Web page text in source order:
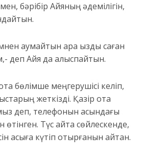
бәрібір Айяның әдемілігін,
аумайтын қара қызды саған
деп Айя да қалыспайтын.
бөлімше меңгерушісі келіп,
жеткізді. Қазір ота
деп, телефонын қасындағы
өтінген. Түс қайта сөйлескенде,
асыға күтіп отырғанын айтқан.